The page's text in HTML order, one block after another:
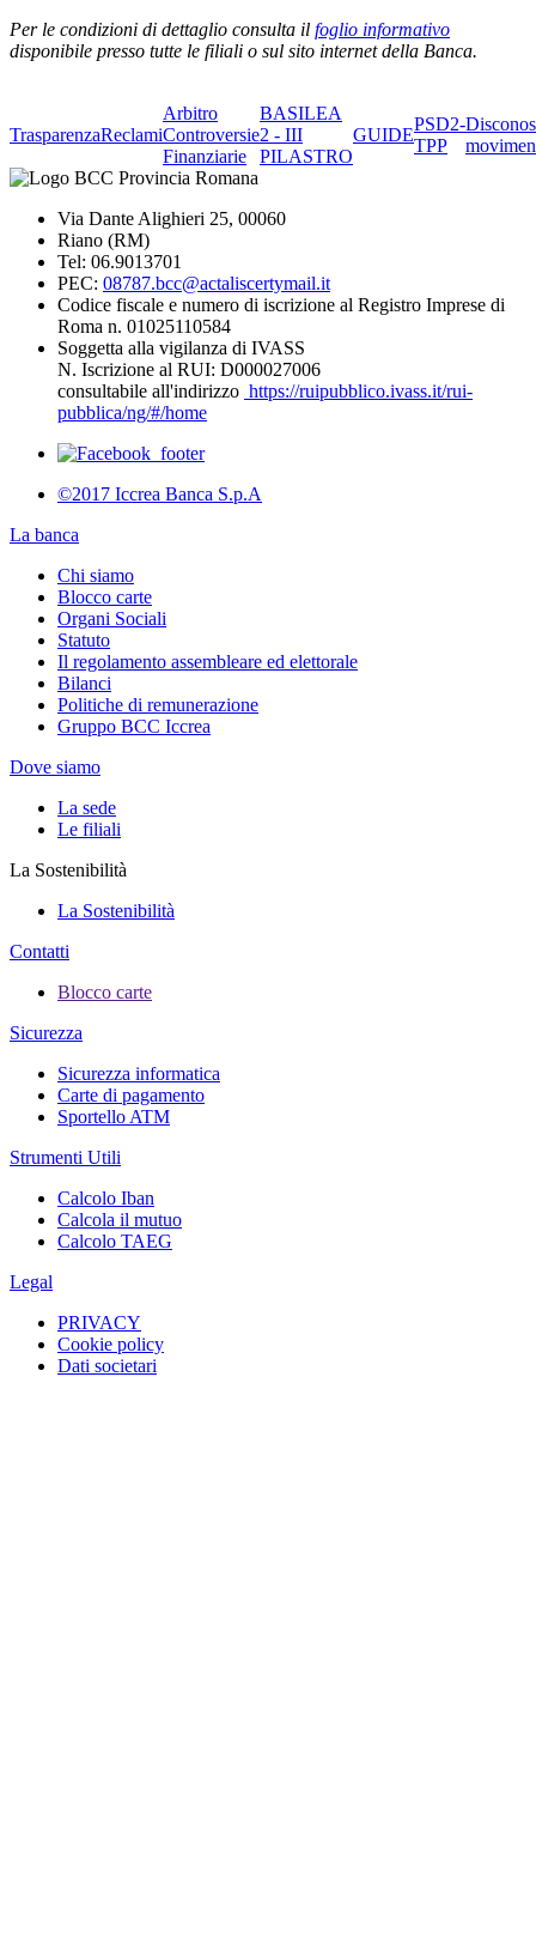
Per le condizioni di dettaglio consulta il foglio informativo
disponibile presso tutte le filiali o sul sito internet della Banca.
TrasparenzaReclami
Arbitro
Controversie
Finanziarie
BASILEA
2 - III
PILASTRO
GUIDE
PSD2-
TPP
Via Dante Alighieri 25, 00060
Riano (RM)
Tel: 06.9013701
PEC: 08787.bcc@actaliscertymail.it
Codice fiscale e numero di iscrizione al Registro Imprese di
Roma n. 01025110584
Soggetta alla vigilanza di IVASS
N. Iscrizione al RUI: D000027006
consultabile all'indirizzo https://ruipubblico.ivass.it/rui-
pubblica/ng/#/home
©2017 Iccrea Banca S.p.A
La banca
Chi siamo
Blocco carte
Organi Sociali
Statuto
Il regolamento assembleare ed elettorale
Bilanci
Politiche di remunerazione
Gruppo BCC Iccrea
Dove siamo
La sede
Le filiali
La Sostenibilità
La Sostenibilità
Contatti
Blocco carte
Sicurezza
Sicurezza informatica
Carte di pagamento
Sportello ATM
Strumenti Utili
Calcolo Iban
Calcola il mutuo
Calcolo TAEG
Legal
PRIVACY
Cookie policy
Dati societari